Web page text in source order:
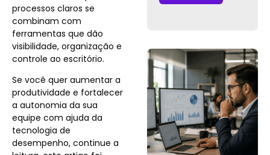
processos claros se
combinam com
ferramentas que dão
visibilidade, organização e
controle ao escritório.
Se você quer aumentar a
produtividade e fortalecer
a autonomia da sua
equipe com ajuda da
tecnologia de
desempenho, continue a